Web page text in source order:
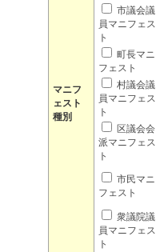
マニフ
ェスト
種別
市議会議
員マニフェス
ト
町長マニ
フェスト
村議会議
員マニフェス
ト
区議会会
派マニフェス
ト
市民マニ
フェスト
衆議院議
員マニフェス
ト